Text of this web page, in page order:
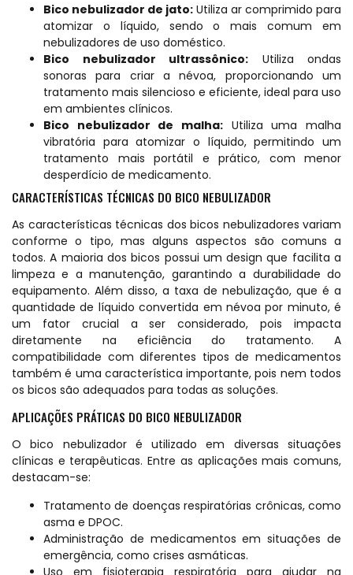
Bico nebulizador de jato: Utiliza ar comprimido para
atomizar o líquido, sendo o mais comum em
nebulizadores de uso doméstico.
Bico nebulizador ultrassônico: Utiliza ondas
sonoras para criar a névoa, proporcionando um
tratamento mais silencioso e eficiente, ideal para uso
em ambientes clínicos.
Bico nebulizador de malha: Utiliza uma malha
vibratória para atomizar o líquido, permitindo um
tratamento mais portátil e prático, com menor
desperdício de medicamento.
CARACTERÍSTICAS TÉCNICAS DO BICO NEBULIZADOR
As características técnicas dos bicos nebulizadores variam
conforme o tipo, mas alguns aspectos são comuns a
todos. A maioria dos bicos possui um design que facilita a
limpeza e a manutenção, garantindo a durabilidade do
equipamento. Além disso, a taxa de nebulização, que é a
quantidade de líquido convertida em névoa por minuto, é
um fator crucial a ser considerado, pois impacta
diretamente na eficiência do tratamento. A
compatibilidade com diferentes tipos de medicamentos
também é uma característica importante, pois nem todos
os bicos são adequados para todas as soluções.
APLICAÇÕES PRÁTICAS DO BICO NEBULIZADOR
O bico nebulizador é utilizado em diversas situações
clínicas e terapêuticas. Entre as aplicações mais comuns,
destacam-se:
Tratamento de doenças respiratórias crônicas, como
asma e DPOC.
Administração de medicamentos em situações de
emergência, como crises asmáticas.
Uso em fisioterapia respiratória para ajudar na